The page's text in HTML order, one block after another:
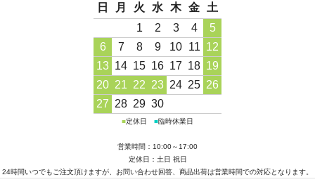
日
月 火 水 木 金
土
1
2 3 4
5
6
7 8 9 10 11 12
13 14 15 16 17 18 19
20 21 22 23 24 25 26
27 28 29 30
■定休日 ■臨時休業日
営業時間：10:00～17:00
定休日：土日 祝日
24時間いつでもご注文頂けますが、お問い合わせ回答、商品出荷は営業時間での対応となります。